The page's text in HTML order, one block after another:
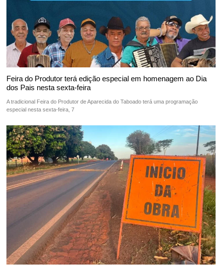
Feira do Produtor terá edição especial em homenagem ao Dia
dos Pais nesta sexta-feira
A tradicional Feira do Produtor de Aparecida do Taboado terá uma programação
especial nesta sexta-feira, 7